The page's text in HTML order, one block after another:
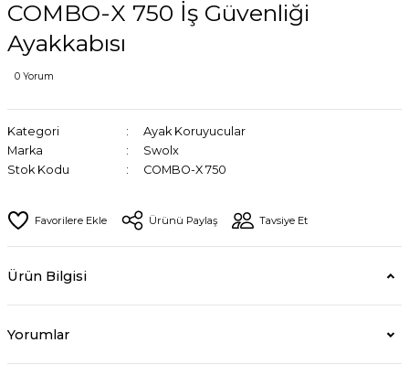
COMBO-X 750 İş Güvenliği
Ayakkabısı
0 Yorum
Kategori
Ayak Koruyucular
Marka
Swolx
Stok Kodu
COMBO-X 750
Ürünü Paylaş Tavsiye Et
Ürün Bilgisi
Yorumlar